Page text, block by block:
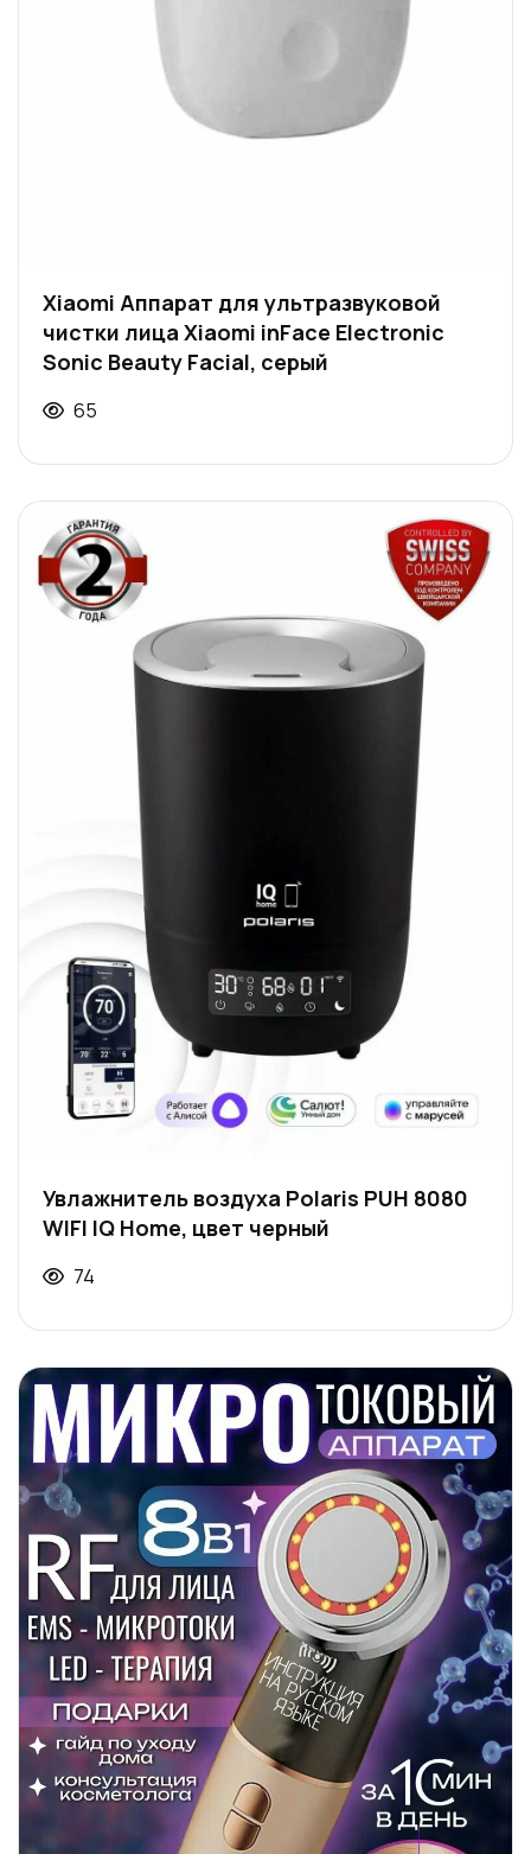
Xiaomi Аппарат для ультразвуковой
чистки лица Xiaomi inFace Electronic
Sonic Beauty Facial, серый
65
Увлажнитель воздуха Polaris PUH 8080
WIFI IQ Home, цвет черный
74